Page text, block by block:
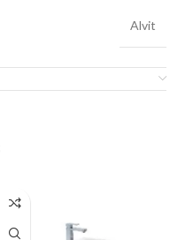
Alvit